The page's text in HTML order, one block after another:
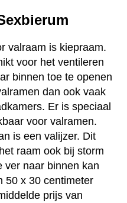
valraam is kiepraam.
voor het ventileren
binnen toe te openen
dan ook vaak
Er is speciaal
voor valramen.
is een valijzer. Dit
raam ook bij storm
ver naar binnen kan
50 x 30 centimeter
prijs van